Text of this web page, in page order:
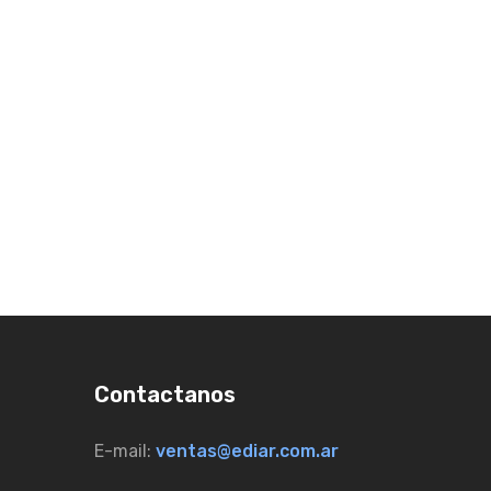
Contactanos
E-mail: ventas@ediar.com.ar